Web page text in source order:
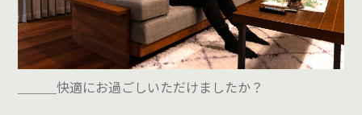
＿＿＿快適にお過ごしいただけましたか？